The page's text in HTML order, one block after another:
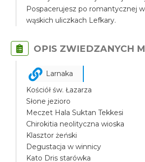
Pospacerujesz po romantycznej
wąskich uliczkach Lefkary.
OPIS ZWIEDZANYCH
Larnaka
Kościół św. Łazarza
Słone jezioro
Meczet Hala Suktan Tekkesi
Chirokitia neolityczna wioska
Klasztor żeński
Degustacja w winnicy
Kato Dris starówka